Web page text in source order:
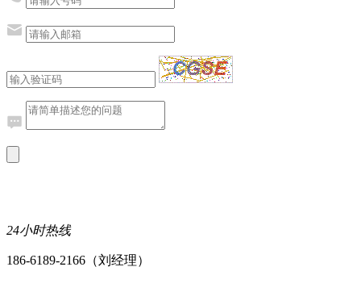
24小时热线
186-6189-2166（刘经理）